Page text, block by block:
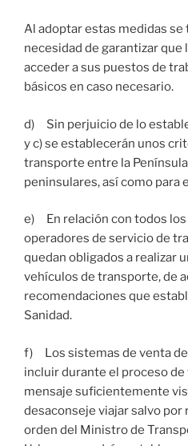
Al adoptar estas medidas se
necesidad de garantizar que
acceder a sus puestos de
básicos en caso necesario.
d) Sin perjuicio de lo
y c) se establecerán unos
transporte entre la
peninsulares, así como para
e) En relación con todos
operadores de servicio de
quedan obligados a realizar
vehículos de transporte, de
recomendaciones que
Sanidad.
f) Los sistemas de venta
incluir durante el proceso
mensaje suficientemente
desaconseje viajar salvo por
orden del Ministro de